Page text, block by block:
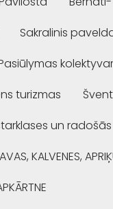
Sakralinis
turizmas
un
KALVENES,